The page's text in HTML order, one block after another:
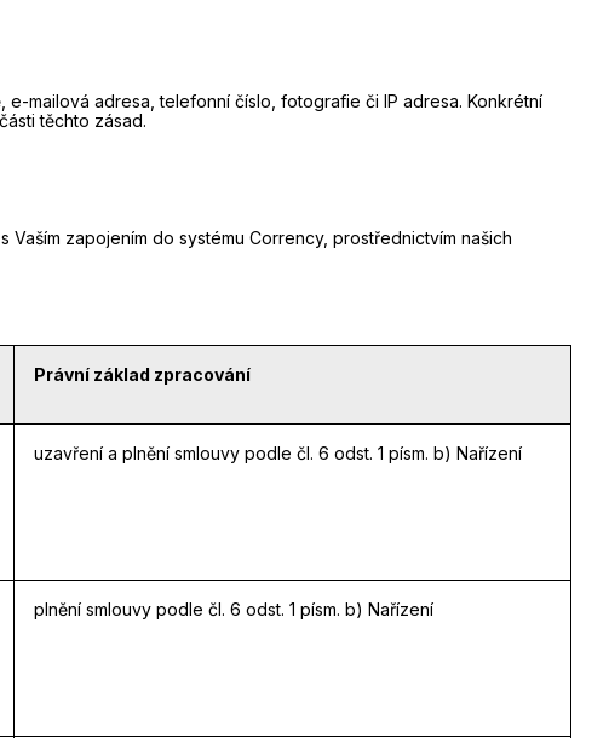
mailová adresa, telefonní číslo, fotografie či IP adresa. Konkrétní
těchto zásad.
zapojením do systému Corrency, prostřednictvím našich
Právní základ zpracování
uzavření a plnění smlouvy podle čl. 6 odst. 1 písm. b) Nařízení
plnění smlouvy podle čl. 6 odst. 1 písm. b) Nařízení